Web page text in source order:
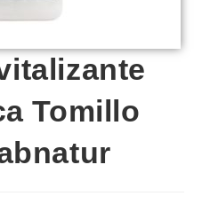
Tomillo